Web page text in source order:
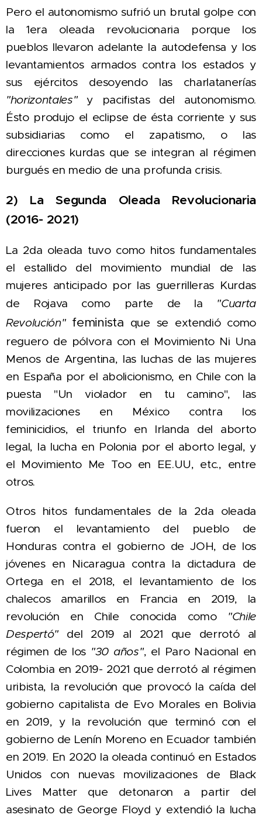
Pero el autonomismo sufrió un brutal golpe con
la 1era oleada revolucionaria porque los
pueblos llevaron adelante la autodefensa y los
levantamientos armados contra los estados y
sus ejércitos desoyendo las charlatanerías
"horizontales"y pacifistas del autonomismo.
Ésto produjo el eclipse de ésta corriente y sus
subsidiarias como el zapatismo, o las
direcciones kurdas que se integran al régimen
burgués en medio de una profunda crisis.
2) La Segunda Oleada Revolucionaria
(2016- 2021)
La 2da oleada tuvo como hitos fundamentales
el estallido del movimiento mundial de las
mujeres anticipado porlas guerrilleras Kurdas
de Rojava como parte de la "Cuarta
Revolución"feminista que se extendió como
reguero de pólvora con el Movimiento Ni Una
Menos de Argentina, las luchas de las mujeres
en España por el abolicionismo, en Chile con la
puesta "Un violador en tu camino", las
movilizaciones en México contra los
feminicidios, el triunfo en Irlanda del aborto
legal, la lucha en Polonia por el aborto legal, y
el Movimiento Me Too en EE.UU, etc., entre
otros.
Otros hitos fundamentales de la 2da oleada
fueron el levantamiento del pueblo de
Honduras contra el gobierno de JOH, de los
jóvenes en Nicaragua contra la dictadura de
Ortega en el 2018, el levantamiento de los
chalecos amarillos en Francia en 2019, la
revolución en Chile conocida como "Chile
Despertó" del 2019 al 2021 que derrotó al
régimen de los "30 años", el Paro Nacional en
Colombia en 2019- 2021 que derrotó al régimen
uribista, la revolución que provocó la caída del
gobierno capitalista de Evo Morales en Bolivia
en 2019, y la revolución que terminó con el
gobierno de Lenín Moreno en Ecuador también
en 2019. En 2020 la oleada continuó en Estados
Unidos con nuevas movilizaciones de Black
Lives Matter que detonaron a partir del
asesinato de George Floyd y extendió la lucha